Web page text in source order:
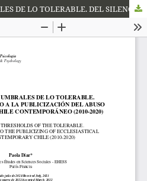
CAMBIOS EN LOS UMBRALES DE LO TOLERABLE. DEL SILENCIAMIENTO A LA PUBLICIZACIÓN DEL ABUSO ECLESIÁSTICO EN CHILE CONTEMPORÁNEO (2010-2020)